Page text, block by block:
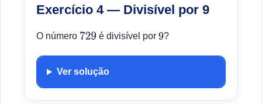
Exercício 4 — Divisível por 9
O número 729 é divisível por 9?
Ver solução